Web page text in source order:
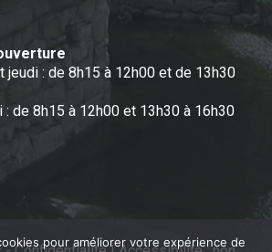
jeudi : de 8h15 à 12h00 et de 13h30
: de 8h15 à 12h00 et 13h30 à 16h30
pour améliorer votre expérience de